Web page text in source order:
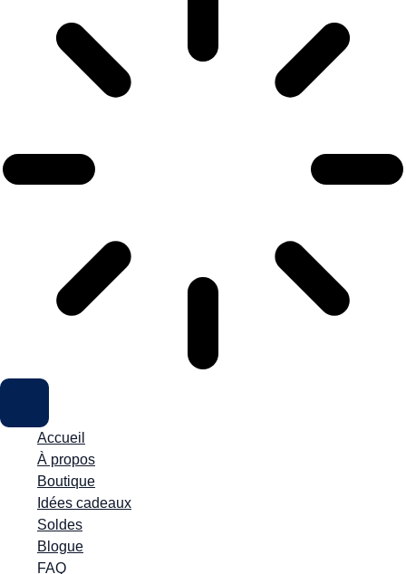
Accueil
À propos
Boutique
Idées cadeaux
Soldes
Blogue
FAQ